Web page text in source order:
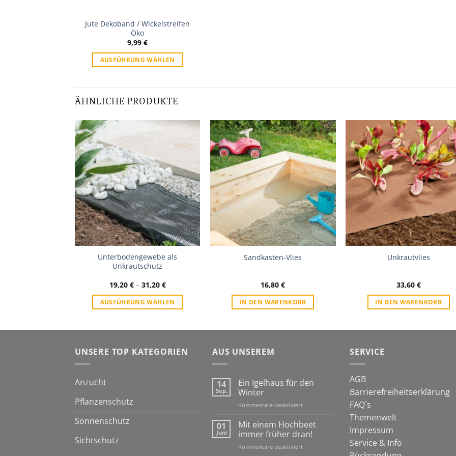
Jute Dekoband / Wickelstreifen
Öko
9,99€
AUSFÜHRUNG WÄHLEN
ÄHNLICHE PRODUKTE
Unterbodengewebe als
Unkrautschutz
19,20 €– 31,20 €
AUSFÜHRUNG WÄHLEN
Zur
Wunschliste
Sandkasten-Vlies
16,80€
IN DEN WARENKORB
Zur
Unkrautvlies
33,60 €
IN DEN WARENKORB
UNSERE TOP KATEGORIEN
Anzucht
Pflanzenschutz
Sonnenschutz
Sichtschutz
AUS UNSEREM
14
Sep.
Ein Igelhaus für den
Winter
Kommentare deaktiviertfür
Igelhaus
den
Winter
01
Juni
Mit einem Hochbeet
immer früher dran!
Kommentare deaktiviertfür
SERVICE
AGB
Barrierefreiheitserklärung
FAQ´s
Themenwelt
Impressum
Service & Info